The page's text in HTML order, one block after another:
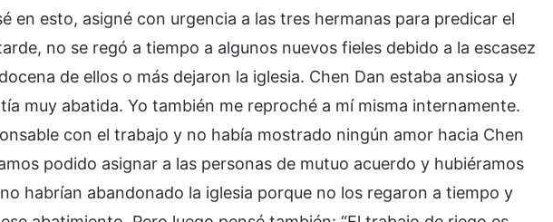
en esto, asigné con urgencia a las tres hermanas para predicar el
no se regó a tiempo a algunos nuevos fieles debido a la escasez
de ellos o más dejaron la iglesia. Chen Dan estaba ansiosa y
muy abatida. Yo también me reproché a mí misma internamente.
con el trabajo y no había mostrado ningún amor hacia Chen
podido asignar a las personas de mutuo acuerdo y hubiéramos
habrían abandonado la iglesia porque no los regaron a tiempo y